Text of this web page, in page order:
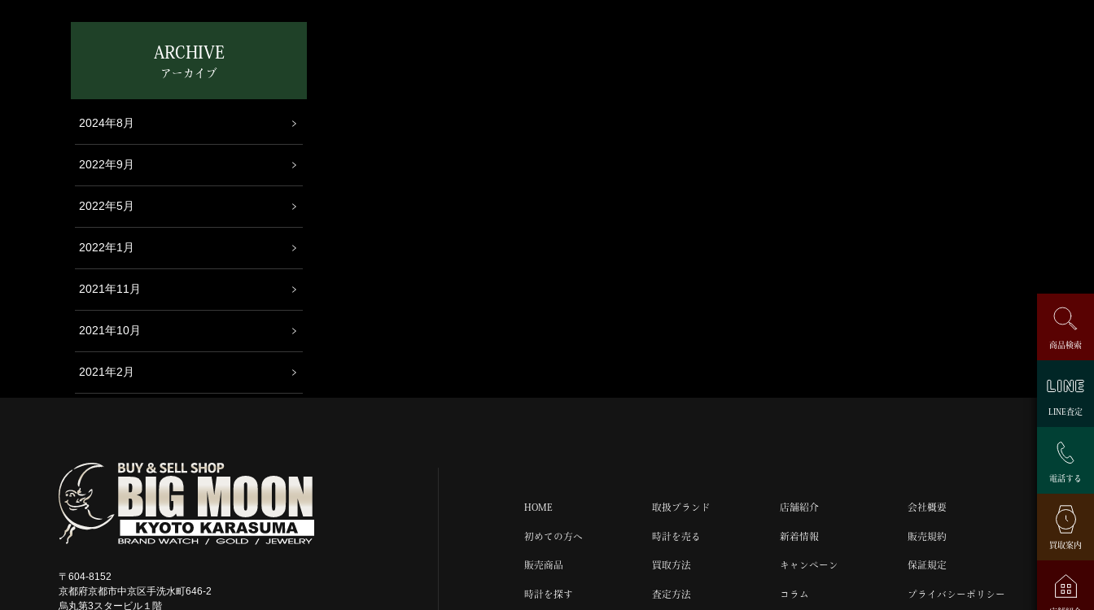
ARCHIVE
アーカイブ
2024年8月
2022年9月
2022年5月
2022年1月
2021年11月
2021年10月
2021年2月
HOME
初めての方へ
販売商品
時計を探す
取扱ブランド
時計を売る
買取方法
査定方法
店舗紹介
新着情報
キャンペーン
コラム
会社概要
販売規約
保証規定
プライバシーポリシー
〒604-8152
京都府京都市中京区手洗水町646-2
烏丸第3スタービル１階
商品検索
LINE査定
電話する
買取案内